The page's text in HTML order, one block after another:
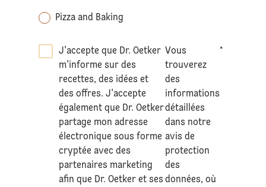
Pizza and Baking
J'accepte que Dr. Oetker
m'informe sur des
recettes, des idées et
des offres. J'accepte
également que Dr. Oetker
partage mon adresse
électronique sous forme
cryptée avec des
partenaires marketing
afin que Dr. Oetker et ses
Vous
trouverez
des
informations
détaillées
dans notre
avis de
protection
des
données, où
*